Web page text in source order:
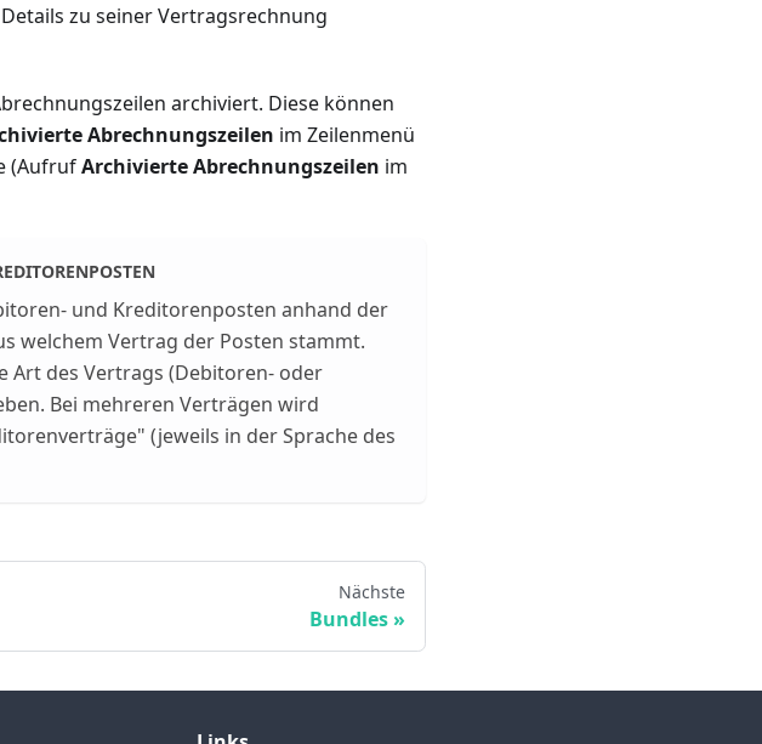
zu seiner Vertragsrechnung
archiviert. Diese können
Abrechnungszeilen im Zeilenmenü
(AufrufArchivierte Abrechnungszeilen im
und Kreditorenposten anhand der
welchem Vertrag der Posten stammt.
Art des Vertrags (Debitoren- oder
Bei mehreren Verträgen wird
(jeweils in der Sprache des
Nächste
Bundles